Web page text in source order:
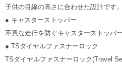
子供の目線の高さに合わせた設計です。
● キャスターストッパー
不意な走行を防ぐキャスターストッパ
● TSダイヤルファスナーロック
TSダイヤルファスナーロック(Travel